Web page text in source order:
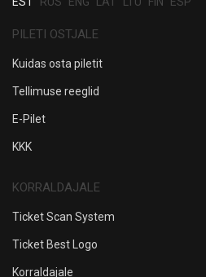
PILETI OSTJALE
Kuidas osta piletit
Tellimuse reeglid
E-Pilet
KKK
KORRALDAJALE
Ticket Scan System
Ticket Best Logo
Korraldajale